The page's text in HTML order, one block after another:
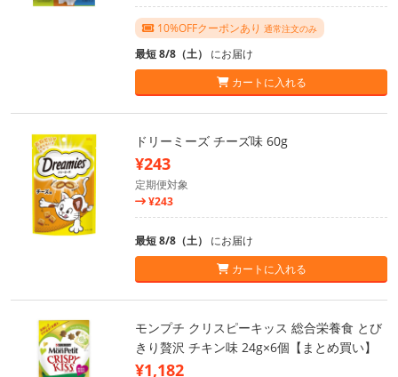
10%OFFクーポンあり 通常注文のみ
最短 8/8（土） にお届け
カートに入れる
ドリーミーズ チーズ味 60g
¥243
定期便対象
¥243
最短 8/8（土） にお届け
カートに入れる
モンプチ クリスピーキッス 総合栄養食 とび
きり贅沢 チキン味 24g×6個【まとめ買い】
¥1,182